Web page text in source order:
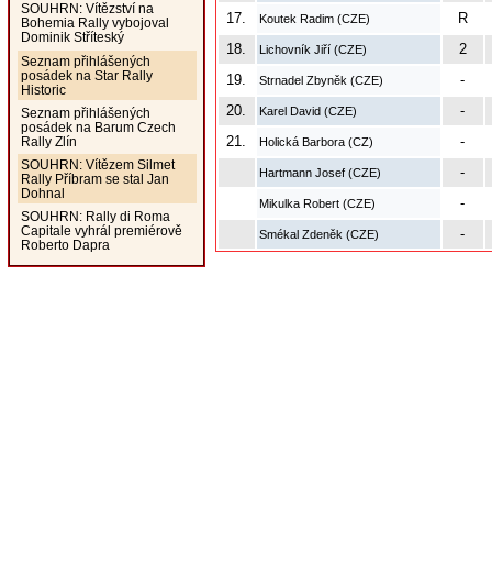
SOUHRN: Vítězství na
Bohemia Rally vybojoval
Dominik Stříteský
Seznam přihlášených
posádek na Star Rally
Historic
Seznam přihlášených
posádek na Barum Czech
Rally Zlín
SOUHRN: Vítězem Silmet
Rally Příbram se stal Jan
Dohnal
SOUHRN: Rally di Roma
Capitale vyhrál premiérově
Roberto Dapra
17.
Koutek Radim (CZE)
R
18.
Lichovník Jiří (CZE)
2
19.
Strnadel Zbyněk (CZE)
-
20.
Karel David (CZE)
-
21.
Holická Barbora (CZ) -
Hartmann Josef (CZE) -
Mikulka Robert (CZE) -
Smékal Zdeněk (CZE) -